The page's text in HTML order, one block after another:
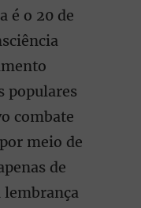
é o 20 de
populares
combate
meio de
de
lembrança